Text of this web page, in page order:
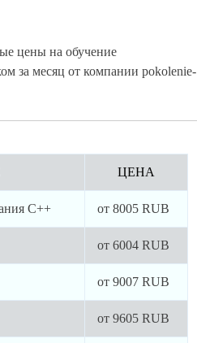
цены на обучение
за месяц от компании pokolenie-
ЦЕНА
C++ от 8005 RUB
от 6004 RUB
от 9007 RUB
от 9605 RUB